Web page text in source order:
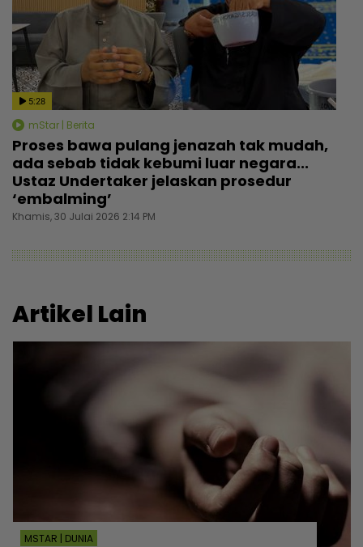
5:28
mStar | Berita
Proses bawa pulang jenazah tak mudah,
ada sebab tidak kebumi luar negara...
Ustaz Undertaker jelaskan prosedur
‘embalming’
Khamis, 30 Julai 2026 2:14 PM
Artikel Lain
MSTAR | DUNIA